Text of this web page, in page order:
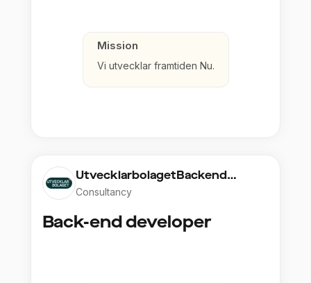
Mission
Vi utvecklar framtiden Nu.
UtvecklarbolagetBackend
StockholmAB
Consultancy
Back-end developer